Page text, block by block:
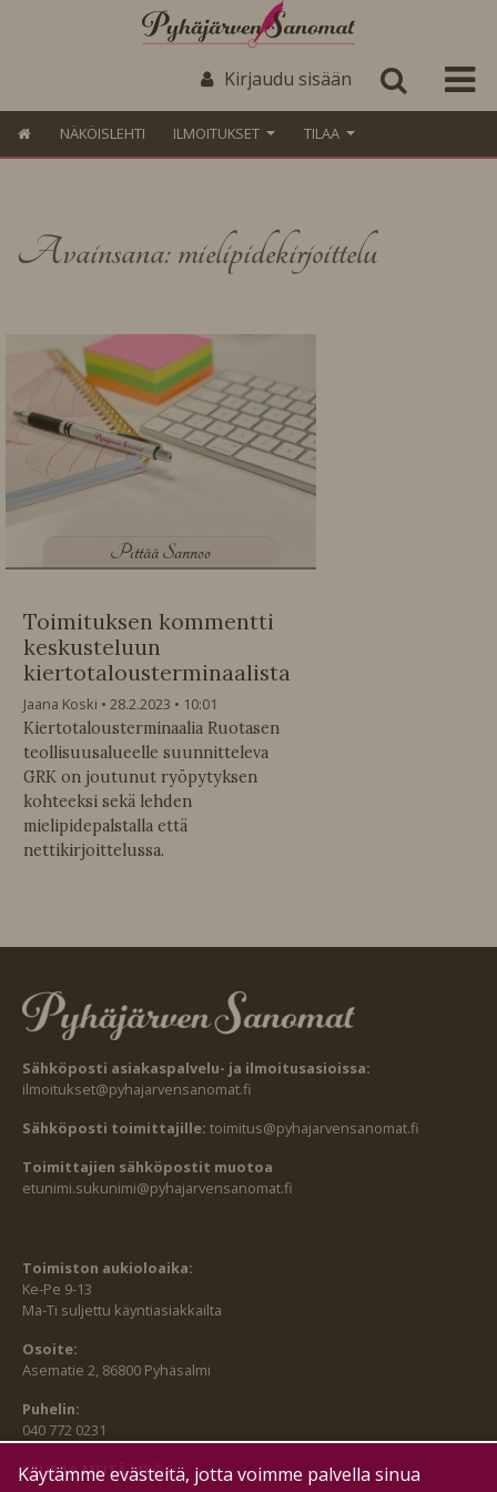
Kirjaudu sisään
NÄKÖISLEHTI ILMOITUKSET TILAA
Avainsana: mielipidekirjoittelu
Pittää Sannoo
Toimituksen kommentti
keskusteluun
kiertotalousterminaalista
Jaana Koski 28.2.2023
10:01
Kiertotalousterminaalia Ruotasen
teollisuusalueelle suunnitteleva
GRK on joutunut ryöpytyksen
kohteeksi sekä lehden
mielipidepalstalla että
nettikirjoittelussa.
Sähköposti asiakaspalvelu- ja ilmoitusasioissa:
ilmoitukset@pyhajarvensanomat.fi
Sähköposti toimittajille: toimitus@pyhajarvensanomat.fi
Toimittajien sähköpostit muotoa
etunimi.sukunimi@pyhajarvensanomat.fi
Toimiston aukioloaika:
Ke-Pe 9-13
Ma-Ti suljettu käyntiasiakkailta
Osoite:
Asematie 2, 86800 Pyhäsalmi
Puhelin:
040 772 0231
SEURAA MEITÄ MYÖS:
Käytämme evästeitä, jotta voimme palvella sinua